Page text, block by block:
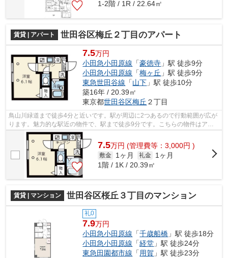
1-2階 / 1R / 22.64㎡
賃貸 | アパート 世田谷区梅丘２丁目のアパート
7.5万円
小田急小田原線 「豪徳寺 」駅 徒歩9分
小田急小田原線 「梅ヶ丘 」駅 徒歩9分
東急世田谷線 「山下 」駅 徒歩10分
築16年 / 20.39㎡
東京都世田谷区梅丘 ２丁目
鳥山川緑道まで徒歩4分と近いです。駅が周辺に2つあるので行動範囲が広が
ります。魅力的な駅近の物件で、駅まで徒歩9分です。こちらの物件はアパ
ートです。当社は世田谷区にある小田急...
7.5万円 (管理費等：3,000円 )
敷金 1ヶ月 礼金
1ヶ月
1階 / 1K / 20.39㎡
賃貸 | マンション 世田谷区桜丘３丁目のマンション
礼0
7.9万円
小田急小田原線 「千歳船橋 」駅 徒歩18分
小田急小田原線 「経堂 」駅 徒歩24分
東急田園都市線 「用賀 」駅 徒歩23分